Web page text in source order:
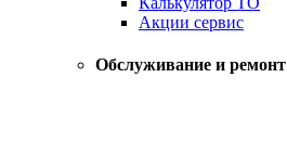
Акции сервис
Обслуживание и ремонт